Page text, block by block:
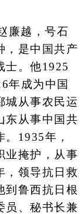
越，号石
，是中国共产
士。他1925
年成为中国
城从事农民运
东从事中国共
1935年，
业掩护，从事
，领导抗日救
到鲁西抗日根
员、秘书长兼